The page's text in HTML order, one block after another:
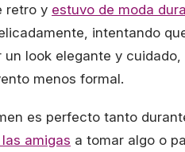
retro y estuvo de moda
intentando
un look elegante y
menos formal.
es perfecto tanto
amigas a tomar algo o